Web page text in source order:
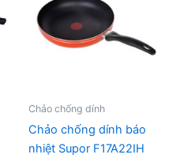
Chảo chống dính
Chảo chống dính báo
nhiệt Supor F17A22IH